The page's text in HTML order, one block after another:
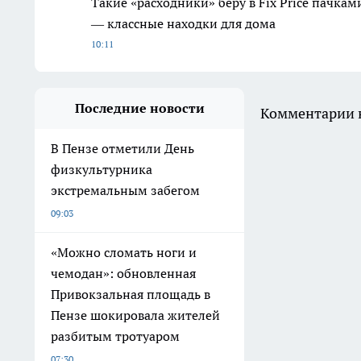
— классные находки для дома
10:11
Последние новости
В Пензе отметили День
физкультурника
экстремальным забегом
09:03
«Можно сломать ноги и
чемодан»: обновленная
Привокзальная площадь в
Пензе шокировала жителей
разбитым тротуаром
Комментарии